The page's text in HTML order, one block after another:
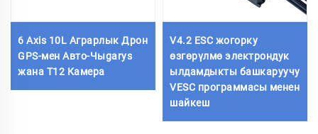
6 Axis 10L Аграрлык Дрон
GPS-мен Авто-Чыgarys
жана T12 Камера
V4.2 ESC жогорку
өзгөрүлмө электрондук
ылдамдыкты башкаруучу
VESC программасы менен
шайкеш